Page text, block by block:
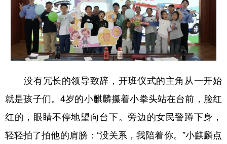
文化产业
地方频道
浙江 安徽 福建 江西
山东 河南 湖北 湖南
没有冗长的领导致辞，开班仪式的主角从一开始
就是孩子们。4岁的小麒麟攥着小拳头站在台前，脸红
红的，眼睛不停地望向台下。旁边的女民警蹲下身，
轻轻拍了拍他的肩膀：“没关系，我陪着你。”小麒麟点